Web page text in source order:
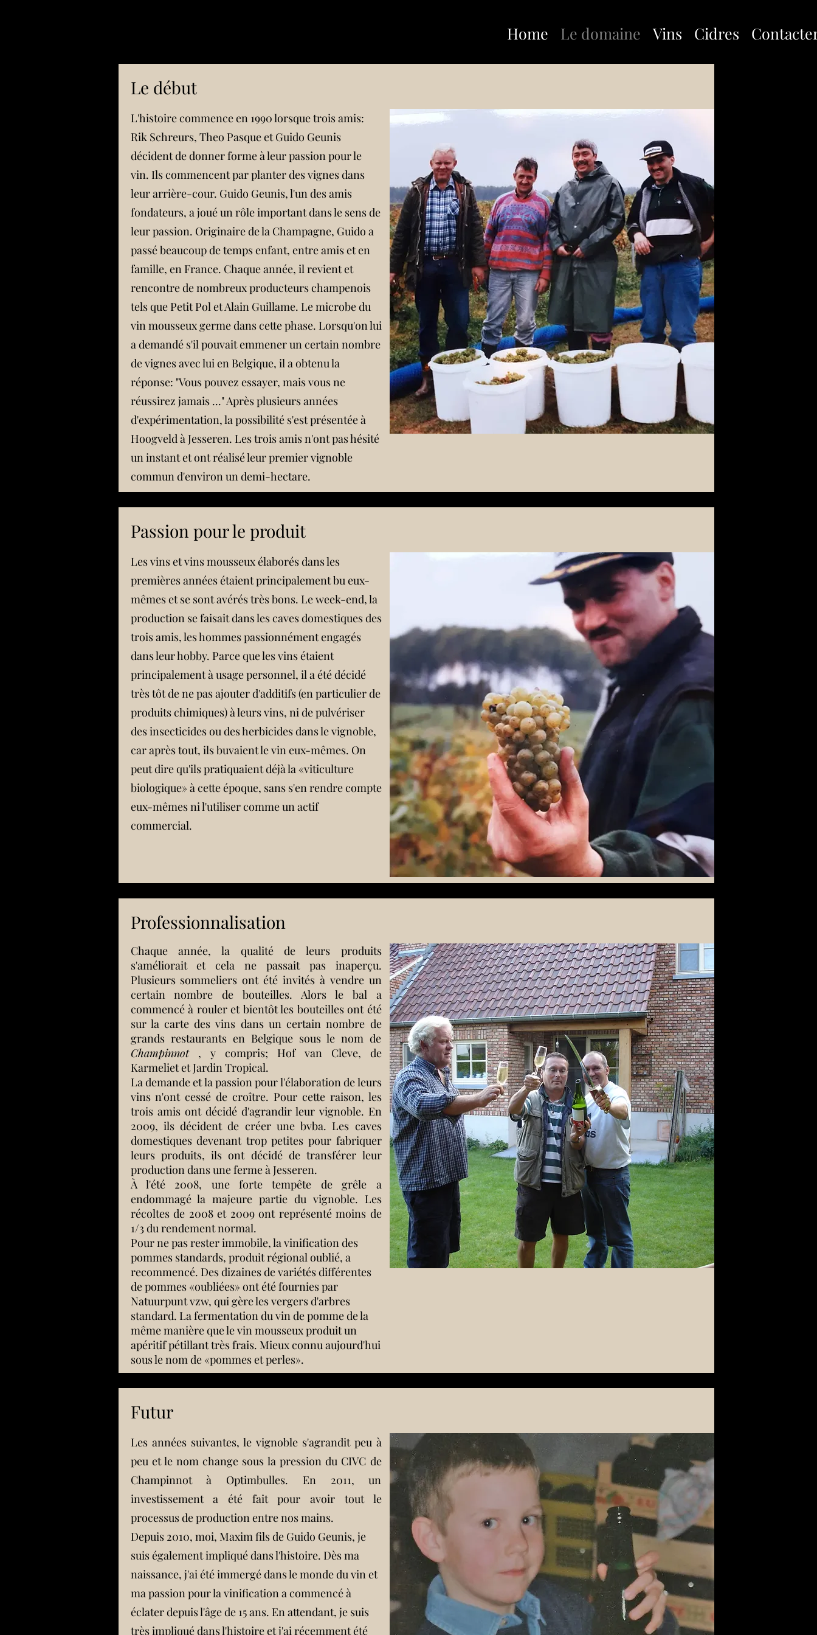
Home Le domaine Vins Cidres
Le début
L'histoire commence en 1990 lorsque trois amis:
Rik Schreurs, Theo Pasque et Guido Geunis
décident de donner forme à leur passion pour le
vin. Ils commencent par planter des vignes dans
leur arrière-cour. Guido Geunis, l'un des amis
fondateurs, a joué un rôle important dans le sens de
leur passion. Originaire de la Champagne, Guido a
passé beaucoup de temps enfant, entre amis et en
famille, en France. Chaque année, il revient et
rencontre de nombreux producteurs champenois
tels que Petit Pol et Alain Guillame. Le microbe du
vin mousseux germe dans cette phase. Lorsqu'on lui
a demandé s'il pouvait emmener un certain nombre
de vignes avec lui en Belgique, il a obtenu la
réponse: "Vous pouvez essayer, mais vous ne
réussirez jamais ..." Après plusieurs années
d'expérimentation, la possibilité s'est présentée à
Hoogveld à Jesseren. Les trois amis n'ont pas hésité
un instant et ont réalisé leur premier vignoble
commun d'environ un demi-hectare.
Passion pour le produit
Les vins et vins mousseux élaborés dans les
premières années étaient principalement bu eux-
mêmes et se sont avérés très bons. Le week-end, la
production se faisait dans les caves domestiques des
trois amis, les hommes passionnément engagés
dans leur hobby. Parce que les vins étaient
principalement à usage personnel, il a été décidé
très tôt de ne pas ajouter d'additifs (en particulier de
produits chimiques) à leurs vins, ni de pulvériser
des insecticides ou des herbicides dans le vignoble,
car après tout, ils buvaient le vin eux-mêmes. On
peut dire qu'ils pratiquaient déjà la «viticulture
biologique» à cette époque, sans s'en rendre compte
eux-mêmes ni l'utiliser comme un actif
commercial.
Professionnalisation
Chaque année, la qualité de leurs produits
s'améliorait et cela ne passait pas inaperçu.
Plusieurs sommeliers ont été invités à vendre un
certain nombre de bouteilles. Alors le bal a
commencé à rouler et bientôt les bouteilles ont été
sur la carte des vins dans un certain nombre de
grands restaurants en Belgique sous le nom de
Champinnot, y compris; Hof van Cleve, de
Karmeliet et Jardin Tropical.
La demande et la passion pour l'élaboration de leurs
vins n'ont cessé de croître. Pour cette raison, les
trois amis ont décidé d'agrandir leur vignoble. En
2009, ils décident de créer une bvba. Les caves
domestiques devenant trop petites pour fabriquer
leurs produits, ils ont décidé de transférer leur
production dans une ferme à Jesseren.
À l'été 2008, une forte tempête de grêle a
endommagé la majeure partie du vignoble. Les
récoltes de 2008 et 2009 ont représenté moins de
1/3 du rendement normal.
Pour ne pas rester immobile, la vinification des
pommes standards, produit régional oublié, a
recommencé. Des dizaines de variétés différentes
de pommes «oubliées» ont été fournies par
Natuurpunt vzw, qui gère les vergers d'arbres
standard. La fermentation du vin de pomme de la
même manière que le vin mousseux produit un
apéritif pétillant très frais. Mieux connu aujourd'hui
sous le nom de «pommes et perles».
Futur
Les années suivantes, le vignoble s'agrandit peu à
peu et le nom change sous la pression du CIVC de
Champinnot à Optimbulles. En 2011, un
investissement a été fait pour avoir tout le
processus de production entre nos mains.
Depuis 2010, moi, Maxim fils de Guido Geunis, je
suis également impliqué dans l'histoire. Dès ma
naissance, j'ai été immergé dans le monde du vin et
ma passion pour la vinification a commencé à
éclater depuis l'âge de 15 ans. En attendant, je suis
très impliqué dans l'histoire et j'ai récemment été